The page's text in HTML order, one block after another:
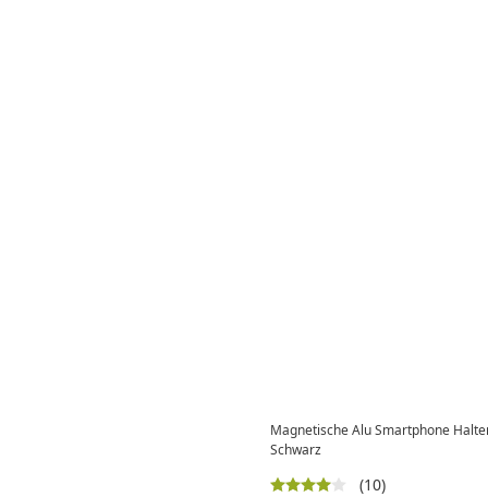
Magnetische Alu Smartphone
Schwarz
(10)